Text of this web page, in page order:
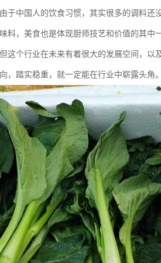
于中国人的饮食习惯，其实很多的调料
料，美食也是体现厨师技艺和价值的其中
这个行业在未来有着很大的发展空间，
，踏实稳重，就一定能在行业中崭露头角。